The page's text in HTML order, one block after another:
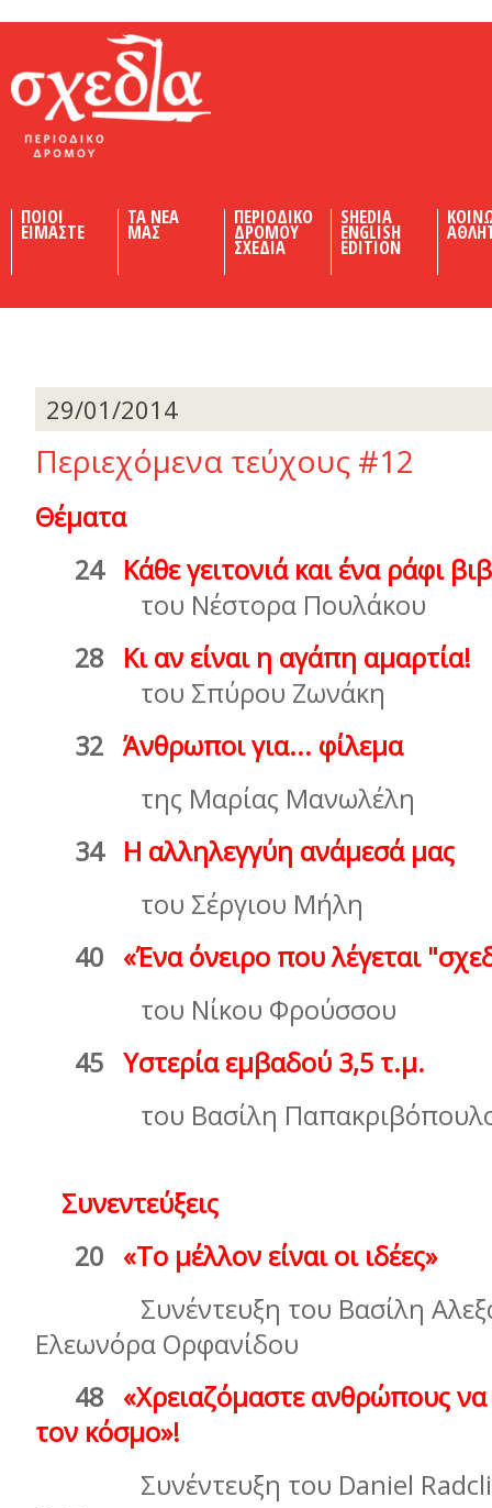
ΠΟΙΟΙ
ΕΙΜΑΣΤΕ
ΤΑ ΝΕΑ
ΜΑΣ
ΠΕΡΙΟΔΙΚΟ
ΔΡΟΜΟΥ
ΣΧΕΔΙΑ
SHEDIA
ENGLISH
EDITION
29/01/2014
Περιεχόμενα τεύχους #12
Θέµατα
24 Κάθε γειτονιά και ένα ράφι
του Νέστορα Πουλάκου
28 Κι αν είναι η αγάπη αµαρτία!
του Σπύρου Ζωνάκη
32 Άνθρωποι για... φίλεµα
της Μαρίας Μανωλέλη
34 Η αλληλεγγύη ανάµεσά µας
του Σέργιου Μήλη
40 «Ένα όνειρο που λέγεται
του Νίκου Φρούσσου
45 Υστερία εµβαδού 3,5 τ.µ.
του Βασίλη
Συνεντεύξεις
20 «Το µέλλον είναι οι ιδέες»
Συνέντευξη του Βασίλη
Ελεωνόρα Ορφανίδου
48 «Χρειαζόµαστε ανθρώπους
τον κόσµο»!
Συνέντευξη του Daniel